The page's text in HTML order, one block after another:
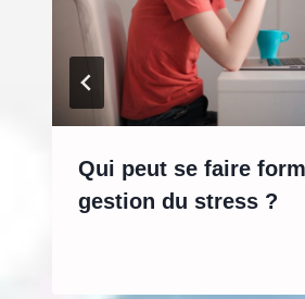
Qui peut se faire
gestion du stress ?